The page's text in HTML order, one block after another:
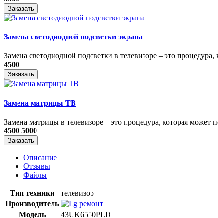
Заказать
Замена светодиодной подсветки экрана
Замена светодиодной подсветки в телевизоре – это процедура,
4500
Заказать
Замена матрицы ТВ
​Замена матрицы в телевизоре – это процедура, которая может
4500 5000
Заказать
Описание
Отзывы
Файлы
Тип техники
телевизор
Производитель
Модель
43UK6550PLD